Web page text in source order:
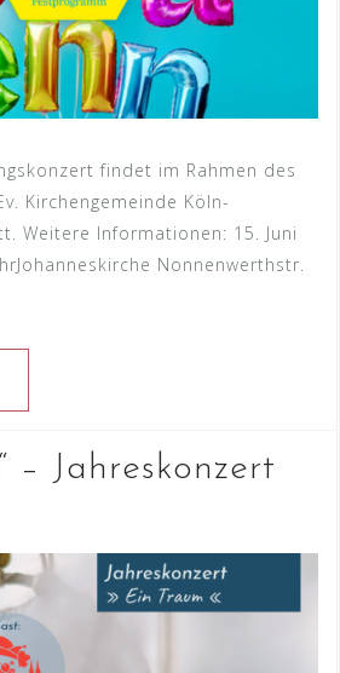
findet im Rahmen des
Kirchengemeinde Köln-
Weitere Informationen: 15. Juni
Nonnenwerthstr.
– Jahreskonzert